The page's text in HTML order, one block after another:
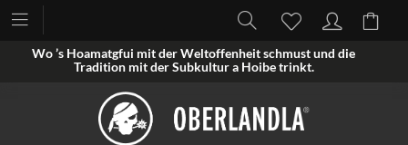
Wo ’s Hoamatgfui mit der Weltoffenheit schmust und die
Tradition mit der Subkultur a Hoibe trinkt.